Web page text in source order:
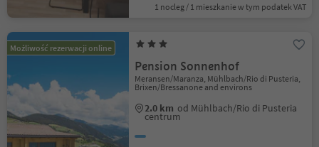
1 nocleg / 1 mieszkanie w tym podatek VAT
Możliwość rezerwacji online
Pension Sonnenhof
Meransen/Maranza, Mühlbach/Rio di Pusteria,
Brixen/Bressanone and environs
2.0 km od Mühlbach/Rio di Pusteria
centrum